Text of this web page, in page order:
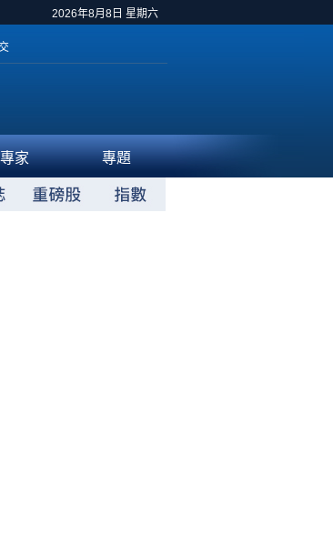
2026年8月8日 星期六
專家 專題